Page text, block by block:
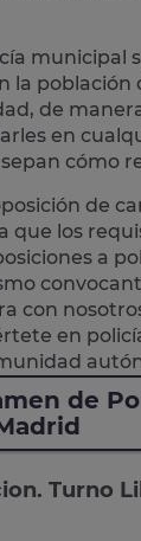
municipal
la población
de
en
cómo
de
que los
a
con
en
de
Turno